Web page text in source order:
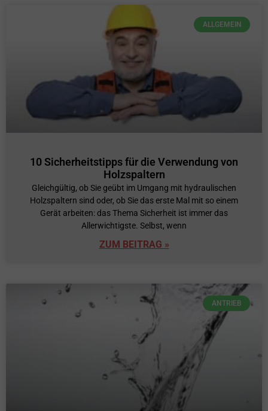
ALLGEMEIN
10 Sicherheitstipps für die Verwendung von
Holzspaltern
Gleichgültig, ob Sie geübt im Umgang mit hydraulischen
Holzspaltern sind oder, ob Sie das erste Mal mit so einem
Gerät arbeiten: das Thema Sicherheit ist immer das
Allerwichtigste. Selbst, wenn
ZUM BEITRAG »
ANTRIEB